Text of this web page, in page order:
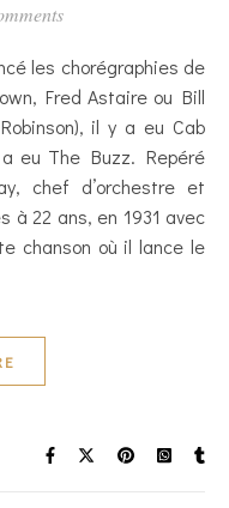
Fred Astaire ou Bill
il y a eu Cab
eu The Buzz. Repéré
chef d’orchestre et
à 22 ans, en 1931 avec
chanson où il lance le